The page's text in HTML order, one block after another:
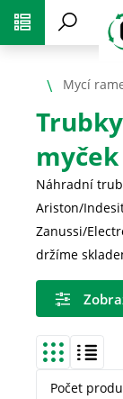
Mycí
Náhradní
Ariston/
Zanussi/
držíme
Počet